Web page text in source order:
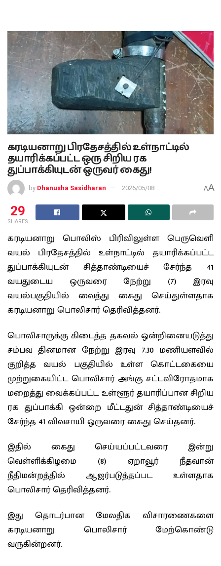
கரடியனாறு பிரதேசத்தில் உள்நாட்டில்
தயாரிக்கப்பட்ட ஒரு சிறிய ரக
துப்பாக்கியுடன் ஒருவர் கைது!
by Dhanusha Sasidharan 2026/05/08 AA
29
SHARES
கரடியனாறு பொலிஸ் பிரிவிலுள்ள பெருவெளி
வயல் பிரதேசத்தில் உள்நாட்டில் தயாரிக்கப்பட்ட
துப்பாக்கியுடன் சித்தாண்டியைச் சேர்ந்த 41
வயதுடைய ஒருவரை நேற்று (7) இரவு
வயல்பகுதியில் வைத்து கைது செய்துள்ளதாக
கரடியனாறு பொலிசார் தெரிவித்தனர்.
பொலிசாருக்கு கிடைத்த தகவல் ஒன்றினையடுத்து
சம்பவ தினமான நேற்று இரவு 7.30 மணியளவில்
குறித்த வயல் பகுதியில் உள்ள கொட்டகையை
முற்றுகையிட்ட பொலிசார் அங்கு சட்டவிரோதமாக
மறைத்து வைக்கப்பட்ட உள்ளூர் தயாரிப்பான சிறிய
ரக துப்பாக்கி ஒன்றை மீட்டதுன் சித்தாண்டியைச்
சேர்ந்த 41 விவசாயி ஒருவரை கைது செய்தனர்.
இதில் கைது செய்யப்பட்டவரை இன்று
வெள்ளிக்கிழமை (8) ஏறாவூர் நீதவான்
நீதிமன்றத்தில் ஆஜர்படுத்தப்பட உள்ளதாக
பொலிசார் தெரிவித்தனர்.
இது தொடர்பான மேலதிக விசாரணைகளை
கரடியனாறு பொலிசார் மேற்கொண்டு
வருகின்றனர்.